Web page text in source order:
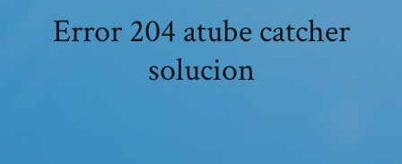
Error 204 atube catcher
solucion